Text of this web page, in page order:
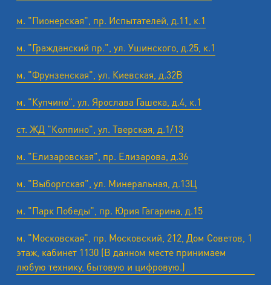
м. "Пионерская", пр. Испытателей, д.11, к.1
м. "Гражданский пр.", ул. Ушинского, д.25, к.1
м. "Фрунзенская", ул. Киевская, д.32В
м. "Купчино", ул. Ярослава Гашека, д.4, к.1
ст. ЖД "Колпино", ул. Тверская, д.1/13
м. "Елизаровская", пр. Елизарова, д.36
м. "Выборгская", ул. Минеральная, д.13Ц
м. "Парк Победы", пр. Юрия Гагарина, д.15
м. "Московская", пр. Московский, 212, Дом Советов, 1
этаж, кабинет 1130 (В данном месте принимаем
любую технику, бытовую и цифровую.)